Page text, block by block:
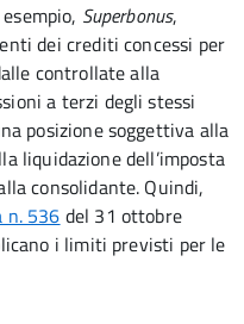
Superbonus,
dei crediti concessi per
controllate alla
a terzi degli stessi
posizione soggettiva alla
liquidazione dell’imposta
consolidante. Quindi,
n. 536 del 31 ottobre
i limiti previsti per le